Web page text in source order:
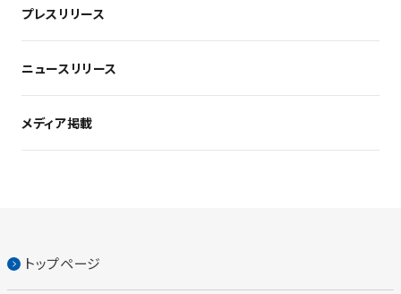
プレスリリース
ニュースリリース
メディア掲載
トップページ